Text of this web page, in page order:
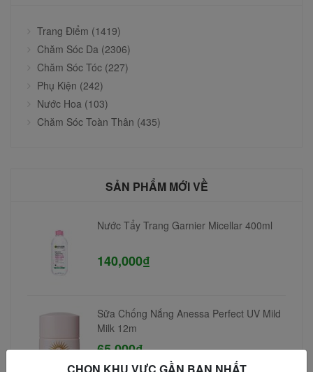
Trang Điểm (1419)
Chăm Sóc Da (2306)
Chăm Sóc Tóc (227)
Phụ Kiện (242)
Nước Hoa (103)
Chăm Sóc Toàn Thân (435)
SẢN PHẨM MỚI VỀ
Nước Tẩy Trang Garnier Micellar 400ml
140,000₫
Sữa Chống Nắng Anessa Perfect UV Mild
Milk 12m
65,000₫
CHỌN KHU VỰC GẦN BẠN NHẤT